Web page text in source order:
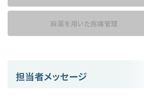
麻薬を用いた疼痛管理
担当者メッセージ